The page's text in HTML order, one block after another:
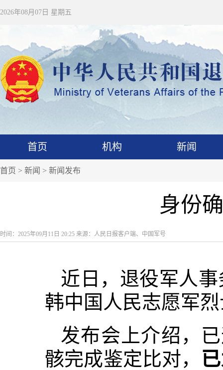
2026年08月07日 星期五
首页 机构 新闻
首页 > 新闻 > 新闻发布
身份
时间：2025年09月11日 20:25 来源：人民日报客户端、中国军号
近日，退役军人
韩中国人民志愿军
发布会上介绍，
骸完成鉴定比对，